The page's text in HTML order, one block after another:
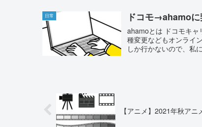
日常 ドコモ→ahamo
ahamoとは ドコモキャ
種変更などもオンライ
しか行かないので、私
【アニメ】2021年秋アニ